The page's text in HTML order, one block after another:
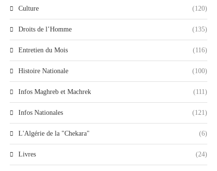
Culture (120)
Droits de l’Homme (135)
Entretien du Mois (116)
Histoire Nationale (100)
Infos Maghreb et Machrek (111)
Infos Nationales (121)
L'Algérie de la "Chekara" (6)
Livres (24)